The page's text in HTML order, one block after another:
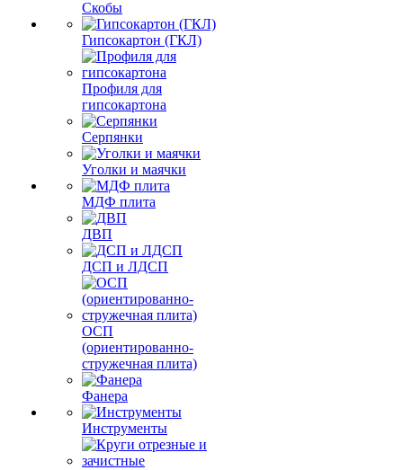
Скобы
Гипсокартон (ГКЛ)
Профиля для
гипсокартона
Серпянки
Уголки и маячки
МДФ плита
ДВП
ДСП и ЛДСП
ОСП
(ориентированно-
стружечная плита)
Фанера
Инструменты